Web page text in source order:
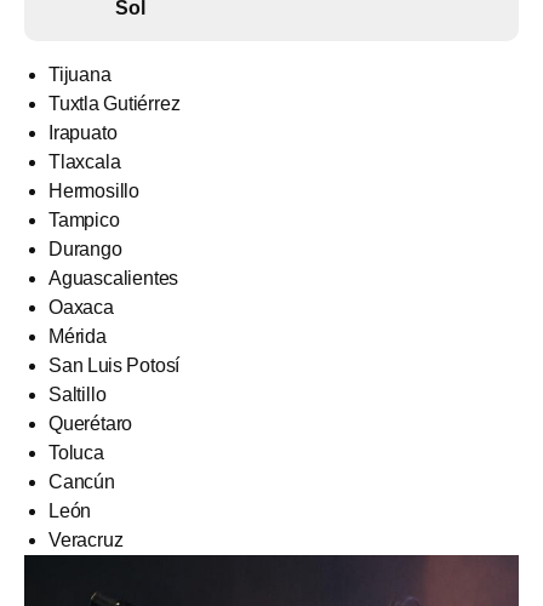
Sol
Tijuana
Tuxtla Gutiérrez
Irapuato
Tlaxcala
Hermosillo
Tampico
Durango
Aguascalientes
Oaxaca
Mérida
San Luis Potosí
Saltillo
Querétaro
Toluca
Cancún
León
Veracruz